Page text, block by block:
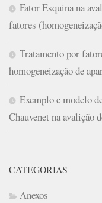
Fator Esquina na
fatores
Tratamento por
homogeneização de
Exemplo e modelo
Chauvenet na avalição
CATEGORIAS
Anexos